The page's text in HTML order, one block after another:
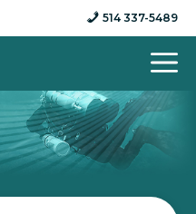
514 337-5489